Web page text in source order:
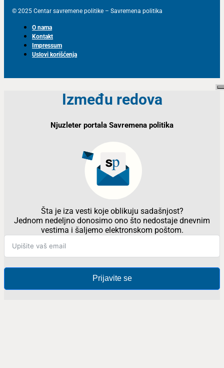
© 2025 Centar savremene politike – Savremena politika
O nama
Kontakt
Impressum
Uslovi korišćenja
Između redova
Njuzleter portala Savremena politika
Šta je iza vesti koje oblikuju sadašnjost?
Jednom nedeljno donosimo ono što nedostaje dnevnim
vestima i šaljemo elektronskom poštom.
Prijavite se